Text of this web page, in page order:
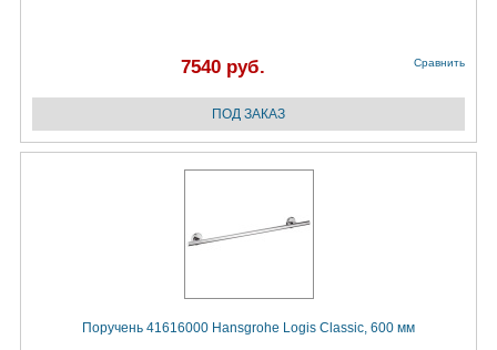
7540 руб. Сравнить
Поручень 41616000 Hansgrohe Logis Classic, 600 мм